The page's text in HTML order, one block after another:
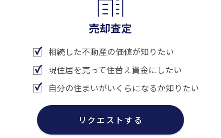
売却査定
相続した不動産の価値が知りたい
現住居を売って住替え資金にしたい
自分の住まいがいくらになるか知りたい
リクエストする